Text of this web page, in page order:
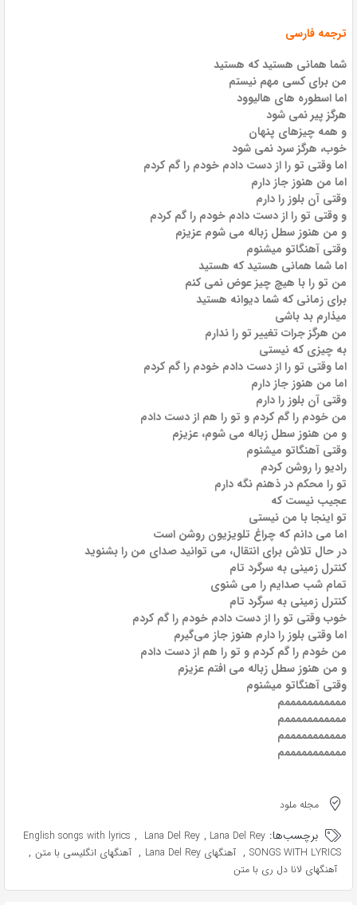
ترجمه فارسی
شما همانی هستید که هستید
من برای کسی مهم نیستم
اما اسطوره های هالیوود
هرگز پیر نمی شود
و همه چیزهای پنهان
خوب، هرگز سرد نمی شود
اما وقتی تو را از دست دادم خودم را گم کردم
اما من هنوز جاز دارم
وقتی آن بلوز را دارم
و وقتی تو را از دست دادم خودم را گم کردم
و من هنوز سطل زباله می شوم عزیزم
وقتی آهنگاتو میشنوم
اما شما همانی هستید که هستید
من تو را با هیچ چیز عوض نمی کنم
برای زمانی که شما دیوانه هستید
میذارم بد باشی
من هرگز جرات تغییر تو را ندارم
به چیزی که نیستی
اما وقتی تو را از دست دادم خودم را گم کردم
اما من هنوز جاز دارم
وقتی آن بلوز را دارم
من خودم را گم کردم و تو را هم از دست دادم
و من هنوز سطل زباله می شوم، عزیزم
وقتی آهنگاتو میشنوم
رادیو را روشن کردم
تو را محکم در ذهنم نگه دارم
عجیب نیست که
تو اینجا با من نیستی
اما می دانم که چراغ تلویزیون روشن است
در حال تلاش برای انتقال، می توانید صدای من را بشنوید
کنترل زمینی به سرگرد تام
تمام شب صدایم را می شنوی
کنترل زمینی به سرگرد تام
خوب وقتی تو را از دست دادم خودم را گم کردم
اما وقتی بلوز را دارم هنوز جاز می‌گیرم
من خودم را گم کردم و تو را هم از دست دادم
و من هنوز سطل زباله می افتم عزیزم
وقتی آهنگاتو میشنوم
مممممممممممم
مممممممممممم
مممممممممممم
مممممممممممم
مجله ملود
برچسب‌ها: English songs with lyrics , Lana Del Rey , Lana Del Rey
SONGS WITH LYRICS
, آهنگهای Lana Del Rey , آهنگهای انگلیسی با متن ,
آهنگهای لانا دل ری با متن